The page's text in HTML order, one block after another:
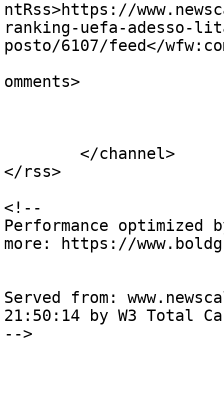
ntRss>https://
ranking-uefa-adesso-
posto/6107/feed</
omments>
</rss>
<!--
Performance optimized
more: https://
Served from:
21:50:14 by W3 Total
-->